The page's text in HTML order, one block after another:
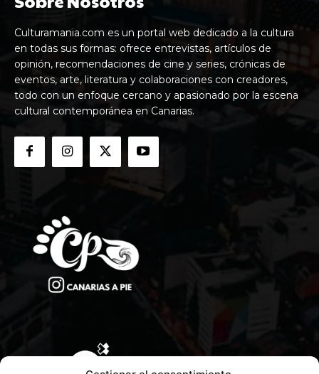
Culturamania.com es un portal web dedicado a la cultura
en todas sus formas: ofrece entrevistas, artículos de
opinión, recomendaciones de cine y series, crónicas de
eventos, arte, literatura y colaboraciones con creadores,
todo con un enfoque cercano y apasionado por la escena
cultural contemporánea en Canarias.